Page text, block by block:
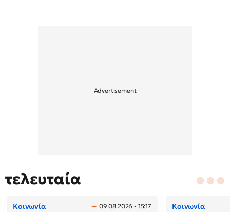
τελευταία
Κοινωνία 09.08.2026 - 15:17 Κοινωνία